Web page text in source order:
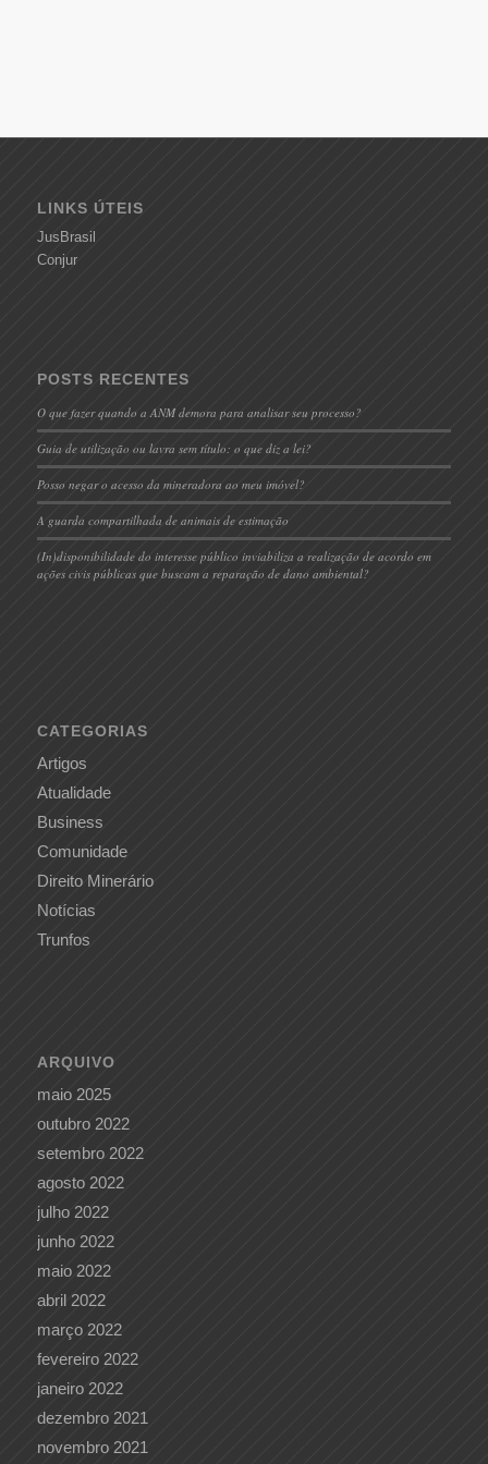
LINKS ÚTEIS
JusBrasil
Conjur
POSTS RECENTES
O que fazer quando a ANM demora para analisar seu processo?
Guia de utilização ou lavra sem título: o que diz a lei?
Posso negar o acesso da mineradora ao meu imóvel?
A guarda compartilhada de animais de estimação
(In)disponibilidade do interesse público inviabiliza a realização de acordo em
ações civis públicas que buscam a reparação de dano ambiental?
CATEGORIAS
Artigos
Atualidade
Business
Comunidade
Direito Minerário
Notícias
Trunfos
ARQUIVO
maio 2025
outubro 2022
setembro 2022
agosto 2022
julho 2022
junho 2022
maio 2022
abril 2022
março 2022
fevereiro 2022
janeiro 2022
dezembro 2021
novembro 2021